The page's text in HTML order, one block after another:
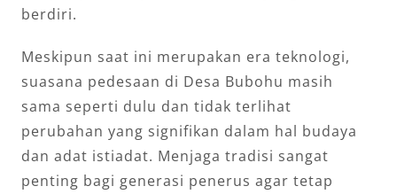
berdiri.
Meskipun saat ini merupakan era teknologi,
suasana pedesaan di Desa Bubohu masih
sama seperti dulu dan tidak terlihat
perubahan yang signifikan dalam hal budaya
dan adat istiadat. Menjaga tradisi sangat
penting bagi generasi penerus agar tetap